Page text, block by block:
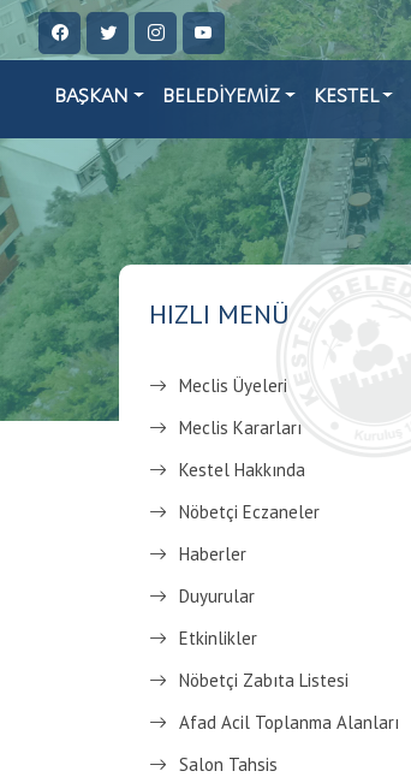
BAŞKAN BELEDİYEMİZ KESTEL
HIZLI MENÜ
Meclis Üyeleri
Meclis Kararları
Kestel Hakkında
Nöbetçi Eczaneler
Haberler
Duyurular
Etkinlikler
Nöbetçi Zabıta Listesi
Afad Acil Toplanma Alanları
Salon Tahsis